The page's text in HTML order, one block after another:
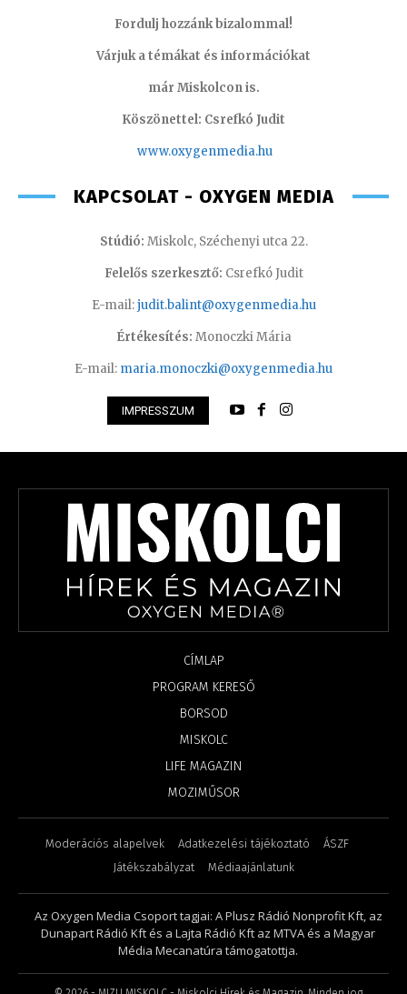
Fordulj hozzánk bizalommal!
Várjuk a témákat és információkat
már Miskolcon is.
Köszönettel: Csrefkó Judit
www.oxygenmedia.hu
KAPCSOLAT - OXYGEN MEDIA
Stúdió: Miskolc, Széchenyi utca 22.
Felelős szerkesztő: Csrefkó Judit
E-mail:judit.balint@oxygenmedia.hu
Értékesítés: Monoczki Mária
E-mail: maria.monoczki@oxygenmedia.hu
IMPRESSZUM
CÍMLAP
PROGRAM KERESŐ
BORSOD
MISKOLC
LIFE MAGAZIN
MOZIMŰSOR
Moderációs alapelvek Adatkezelési tájékoztató
ÁSZF
Játékszabályzat
Médiaajánlatunk
Az Oxygen Media Csoport tagjai: A Plusz Rádió Nonprofit Kft, az
Dunapart Rádió Kft és a Lajta Rádió Kft az MTVA és a Magyar
Média Mecanatúra támogatottja.